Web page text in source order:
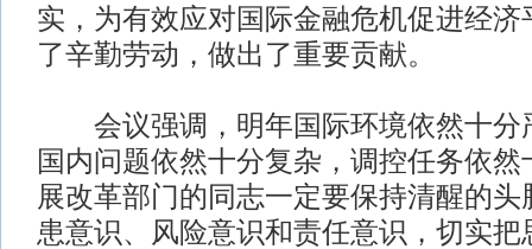
实，为有效应对国际金融危机促进经济
了辛勤劳动，做出了重要贡献。
会议强调，明年国际环境依然十分
国内问题依然十分复杂，调控任务依
展改革部门的同志一定要保持清醒的
患意识、风险意识和责任意识，切实